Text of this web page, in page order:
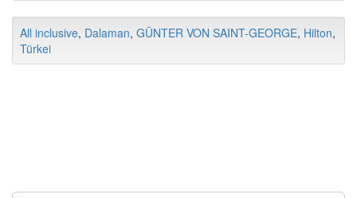
All inclusive, Dalaman, GÜNTER VON SAINT-GEORGE, Hilton,
Türkei